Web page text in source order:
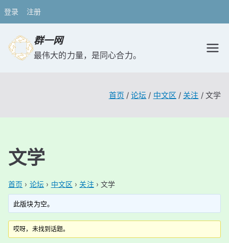
登录 注册
群一网
最伟大的力量，是同心合力。
首页 论坛 中文区 关注 文学
文学
首页 › 论坛 › 中文区 › 关注 › 文学
此版块为空。
哎呀，未找到话题。